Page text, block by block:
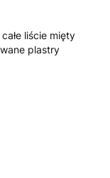
liście mięty
plastry